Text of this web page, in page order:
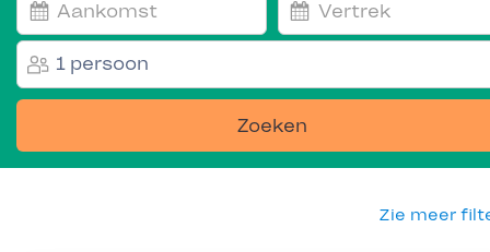
1 persoon
Zoeken
Zie meer